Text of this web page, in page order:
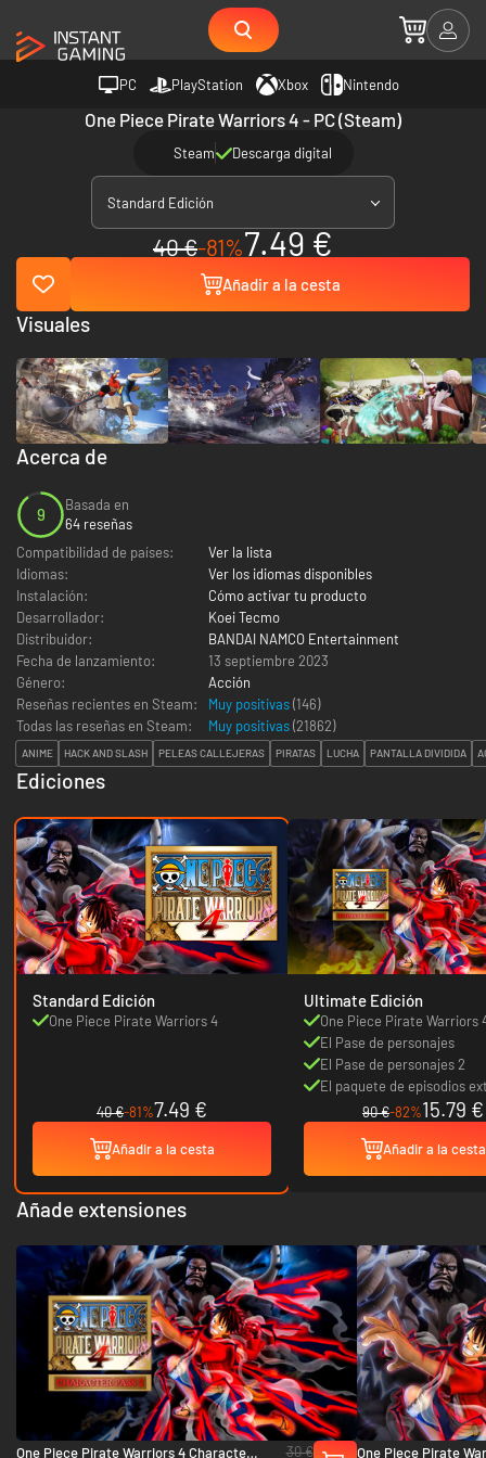
PC PlayStation Xbox Nintendo
One Piece Pirate Warriors 4 - PC (Steam)
Steam Descarga digital
Standard Edición
40 €-81%7.49 €
Añadir a la cesta
Acerca de
9
Basada en
64 reseñas
Compatibilidad de países:
Ver la lista
Idiomas:
Ver los idiomas disponibles
Instalación:
Cómo activar tu producto
Desarrollador:
Koei Tecmo
Distribuidor:
BANDAI NAMCO Entertainment
Fecha de lanzamiento:
13 septiembre 2023
Género:
Acción
Reseñas recientes en Steam:
Muy positivas(146)
Todas las reseñas en Steam:
Muy positivas(21862)
ANIME HACK AND SLASH PELEAS CALLEJERAS PIRATAS LUCHA PANTALLA DIVIDIDA
Ediciones
Standard Edición
One Piece Pirate Warriors 4
40 €-81%7.49 €
Añadir a la cesta
Ultimate Edición
One Piece Pirate Warriors
El Pase de personajes
El Pase de personajes 2
El paquete de episodios
90 €-82%15.79 €
Añadir a la cesta
Añade extensiones
One Piece Pirate Warriors 4 Character
30 €
One Piece Pirate
Visuales